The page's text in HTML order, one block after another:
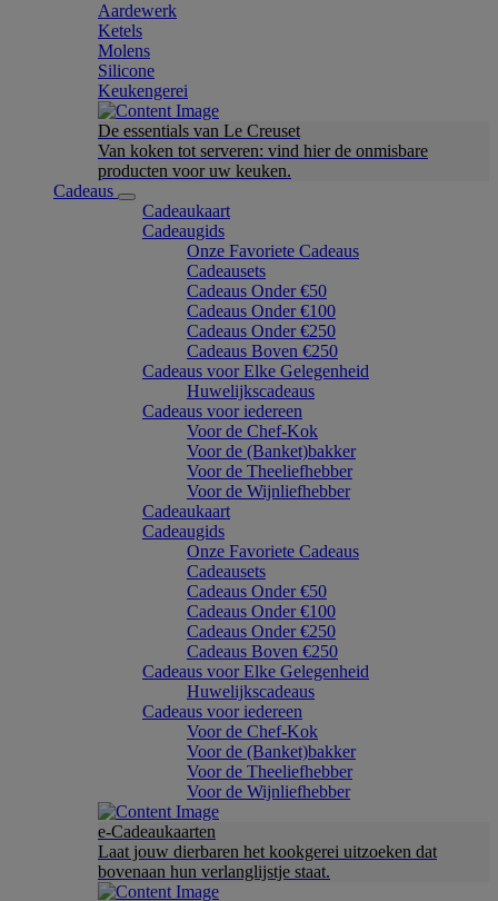
Aardewerk
Ketels
Molens
Silicone
Keukengerei
De essentials van Le Creuset
Van koken tot serveren: vind hier de onmisbare
producten voor uw keuken.
Cadeaus
Cadeaukaart
Cadeaugids
Onze Favoriete Cadeaus
Cadeausets
Cadeaus Onder €50
Cadeaus Onder €100
Cadeaus Onder €250
Cadeaus Boven €250
Cadeaus voor Elke Gelegenheid
Huwelijkscadeaus
Cadeaus voor iedereen
Voor de Chef-Kok
Voor de (Banket)bakker
Voor de Theeliefhebber
Voor de Wijnliefhebber
Cadeaukaart
Cadeaugids
Onze Favoriete Cadeaus
Cadeausets
Cadeaus Onder €50
Cadeaus Onder €100
Cadeaus Onder €250
Cadeaus Boven €250
Cadeaus voor Elke Gelegenheid
Huwelijkscadeaus
Cadeaus voor iedereen
Voor de Chef-Kok
Voor de (Banket)bakker
Voor de Theeliefhebber
Voor de Wijnliefhebber
e-Cadeaukaarten
Laat jouw dierbaren het kookgerei uitzoeken dat
bovenaan hun verlanglijstje staat.